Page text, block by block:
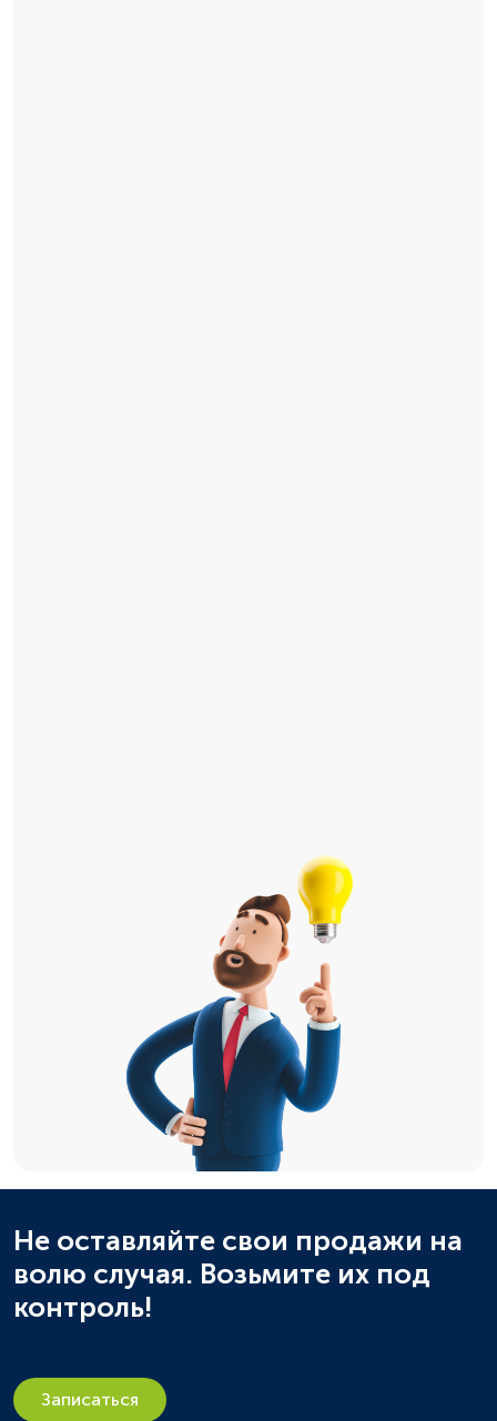
Не оставляйте свои продажи на
волю случая. Возьмите их под
контроль!
Записаться